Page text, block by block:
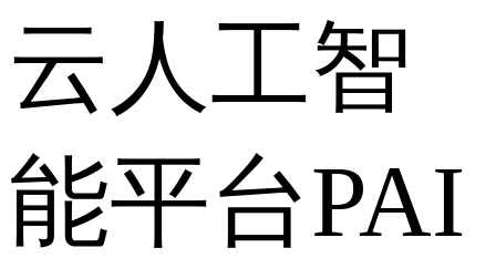
云人工智
能平台PAI